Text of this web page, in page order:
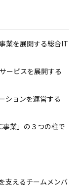
業を展開する総合IT
ービスを展開する
ションを運営する
事業」の３つの柱で
支えるチームメンバ